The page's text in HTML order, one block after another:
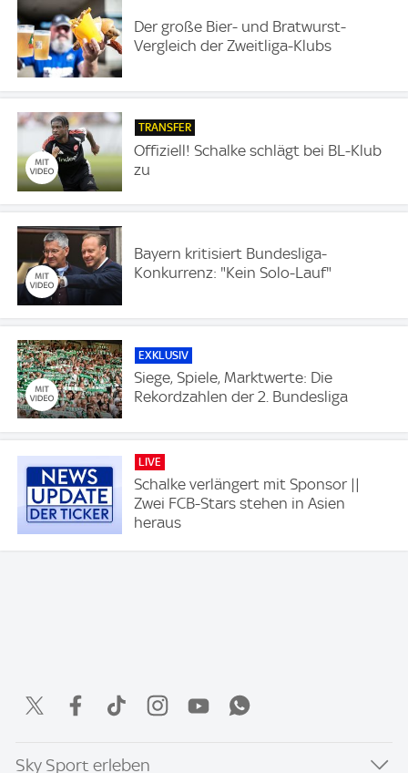
Der große Bier- und Bratwurst-
Vergleich der Zweitliga-Klubs
TRANSFER
Offiziell! Schalke schlägt bei BL-Klub
zu
Bayern kritisiert Bundesliga-
Konkurrenz: "Kein Solo-Lauf"
EXKLUSIV
Siege, Spiele, Marktwerte: Die
Rekordzahlen der 2. Bundesliga
LIVE
Schalke verlängert mit Sponsor ||
Zwei FCB-Stars stehen in Asien
heraus
Sky Sport erleben